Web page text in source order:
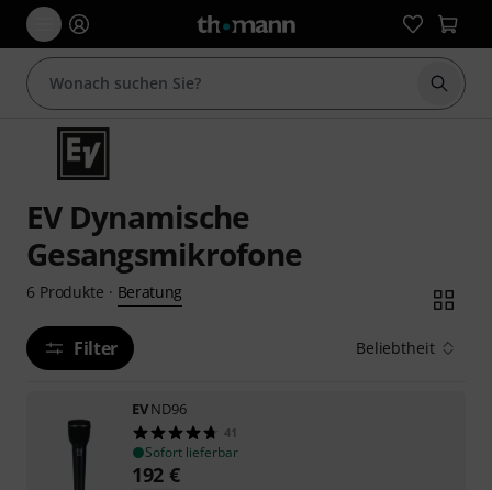
Suche
EV Dynamische
Gesangsmikrofone
6 Produkte · Beratung
Filter Beliebtheit
EVND96
41
Sofort lieferbar
192 €